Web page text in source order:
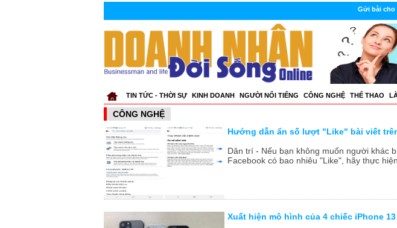
Gửi bài cho
TIN TỨC - THỜI SỰ KINH DOANH NGƯỜI NỔI TIẾNG CÔNG NGHỆ THẾ THAO
CÔNG NGHỆ
Hướng dẫn ẩn số lượt "Like" bài viết
Dân trí - Nếu bạn không muốn người khác
Facebook có bao nhiêu "Like", hãy thực
Xuất hiện mô hình của 4 chiếc iPhone 13